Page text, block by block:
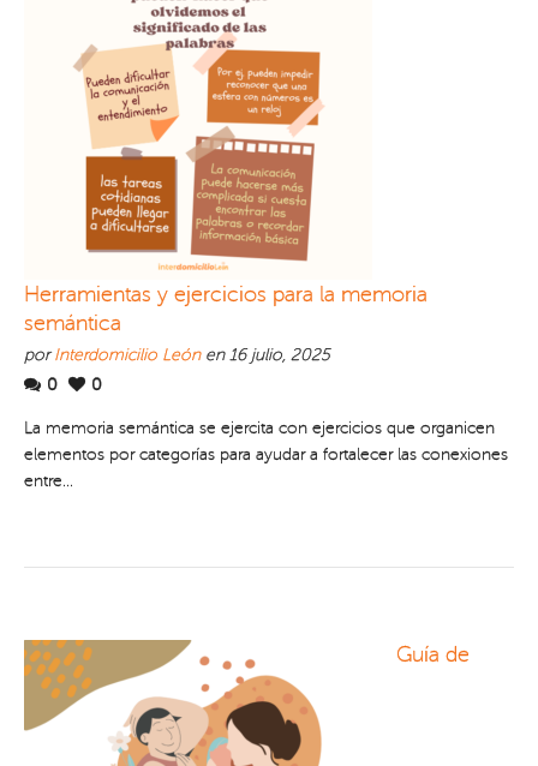
Herramientas y ejercicios para la memoria
semántica
porInterdomicilio Leónen 16 julio, 2025
0
0
La memoria semántica se ejercita con ejercicios que organicen
elementos por categorías para ayudar a fortalecer las conexiones
entre...
Guía de